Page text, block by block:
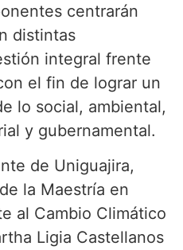
centrarán
distintas
integral frente
el fin de lograr un
lo social, ambiental,
y gubernamental.
de Uniguajira,
la Maestría en
al Cambio Climático
Ligia Castellanos